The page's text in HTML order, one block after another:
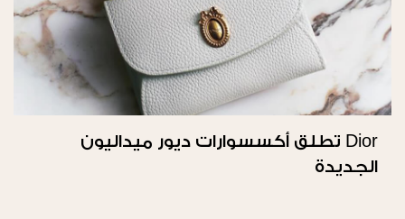
Dior تطلق أكسسوارات ديور ميداليون
الجديدة